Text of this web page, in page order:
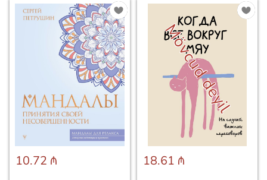
10.72 ₼
Mövcud deyil
18.61 ₼